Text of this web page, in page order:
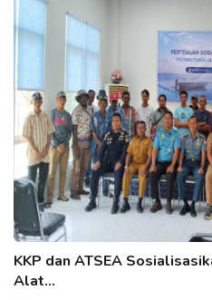
KKP dan ATSEA
Alat…